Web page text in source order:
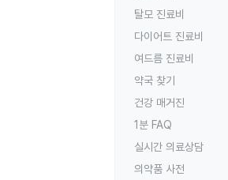
탈모 진료비
다이어트 진료비
여드름 진료비
약국 찾기
건강 매거진
1분 FAQ
실시간 의료상담
의약품 사전